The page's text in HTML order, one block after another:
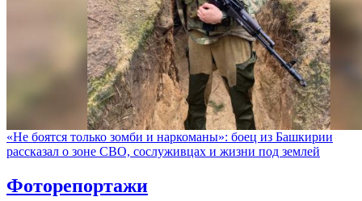
«Не боятся только зомби и наркоманы»: боец из Башкирии
рассказал о зоне СВО, сослуживцах и жизни под землей
Фоторепортажи